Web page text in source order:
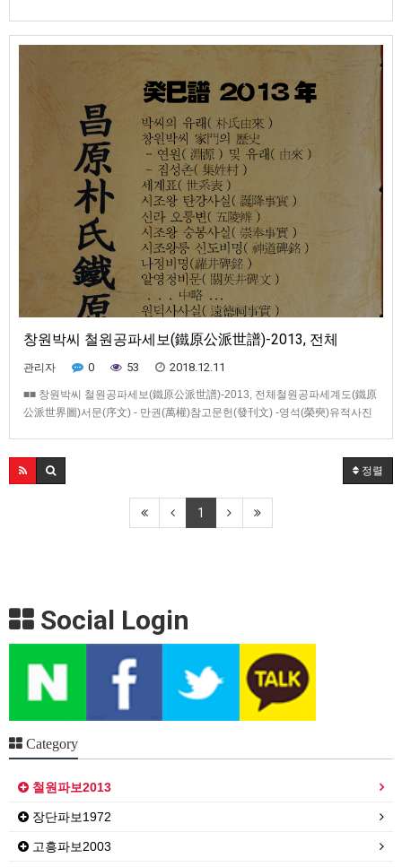
창원박씨 철원공파세보(鐵原公派世譜)-2013, 전체
관리자 0 53 2018.12.11
■■ 창원박씨 철원공파세보(鐵原公派世譜)-2013, 전체철원공파세계도(鐵原
公派世界圖)서문(序文) - 만권(萬權)참고문헌(發刊文) -영석(榮奭)유적사진
표(世系表)시조왕 탄강사실(誕降事實)신라 오릉변(五陵辨)지마…
정렬
1
Social Login
Category
철원파보2013
장단파보1972
고흥파보2003